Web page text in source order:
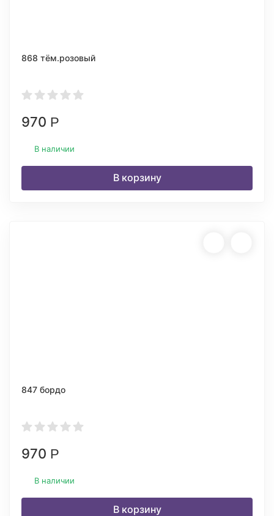
868 тём.розовый
970 Р
В наличии
В корзину
847 бордо
970 Р
В наличии
В корзину